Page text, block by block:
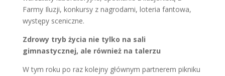
Farmy Iluzji, konkursy z nagrodami, loteria fantowa,
występy sceniczne.
Zdrowy tryb życia nie tylko na sali
gimnastycznej, ale również na talerzu
W tym roku po raz kolejny głównym partnerem pikniku